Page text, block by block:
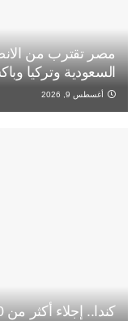
مصر تقترب من
السعودية وتركيا
أغسطس 9, 2026